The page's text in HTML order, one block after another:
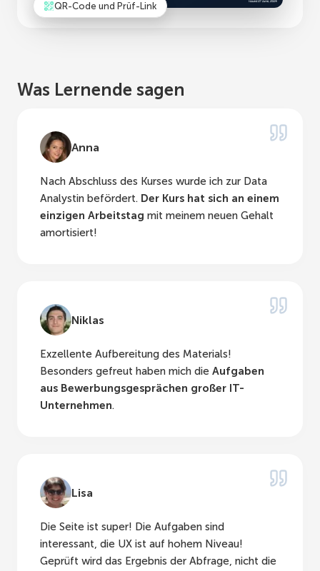
QR-Code und Prüf-Link
Was Lernende sagen
Anna
Nach Abschluss des Kurses wurde ich zur Data
Analystin befördert. Der Kurs hat sich an einem
einzigen Arbeitstag mit meinem neuen Gehalt
amortisiert!
Niklas
Exzellente Aufbereitung des Materials!
Besonders gefreut haben mich die Aufgaben
aus Bewerbungsgesprächen großer IT-
Unternehmen.
Lisa
Die Seite ist super! Die Aufgaben sind
interessant, die UX ist auf hohem Niveau!
Geprüft wird das Ergebnis der Abfrage, nicht die